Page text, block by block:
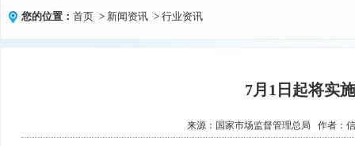
您的位置： 首页 > 新闻资讯 > 行业资讯
7月1日起将实
来源： 国家市场监督管理总局 作者：